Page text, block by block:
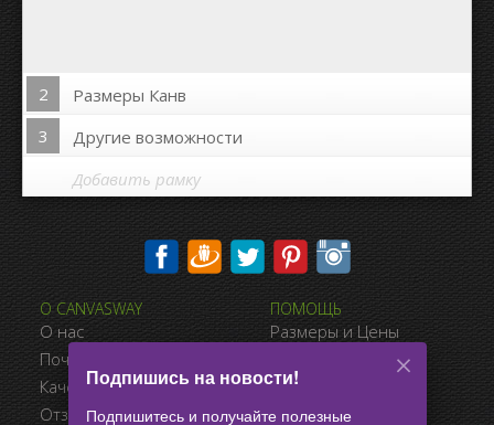
2
Размеры Канв
3
Другие возможности
Печать на сторонах канвы:
Нет
Расстояние между фото:
Расстояние до краёв:
Добавить рамку
О CANVASWAY
О нас
Почему CanvasWay.com
Качество Продукта
Отзывы Клиентов
ПОМОЩЬ
Размеры и Цены
Доставка
Условия Продажи
Подпишись на новости!
Подпишитесь и получайте полезные